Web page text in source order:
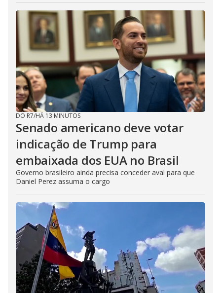
DO R7/HÁ 13 MINUTOS
Senado americano deve votar
indicação de Trump para
embaixada dos EUA no Brasil
Governo brasileiro ainda precisa conceder aval para que
Daniel Perez assuma o cargo